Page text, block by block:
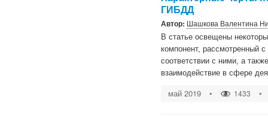
ГИБДД
Автор: Шашкова Валентина
В статье освещены
компонент, рассмотренный с
соответствии с ними, а
взаимодействие в сфере
май 2019 • 1433 •